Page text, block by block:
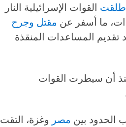
القوات الإسرائيلية النار
ما أسفر عن مقتل وجرح
المساعدات المنقذة
أن سيطرت القوات
الحدود بين مصر وغزة، التقت